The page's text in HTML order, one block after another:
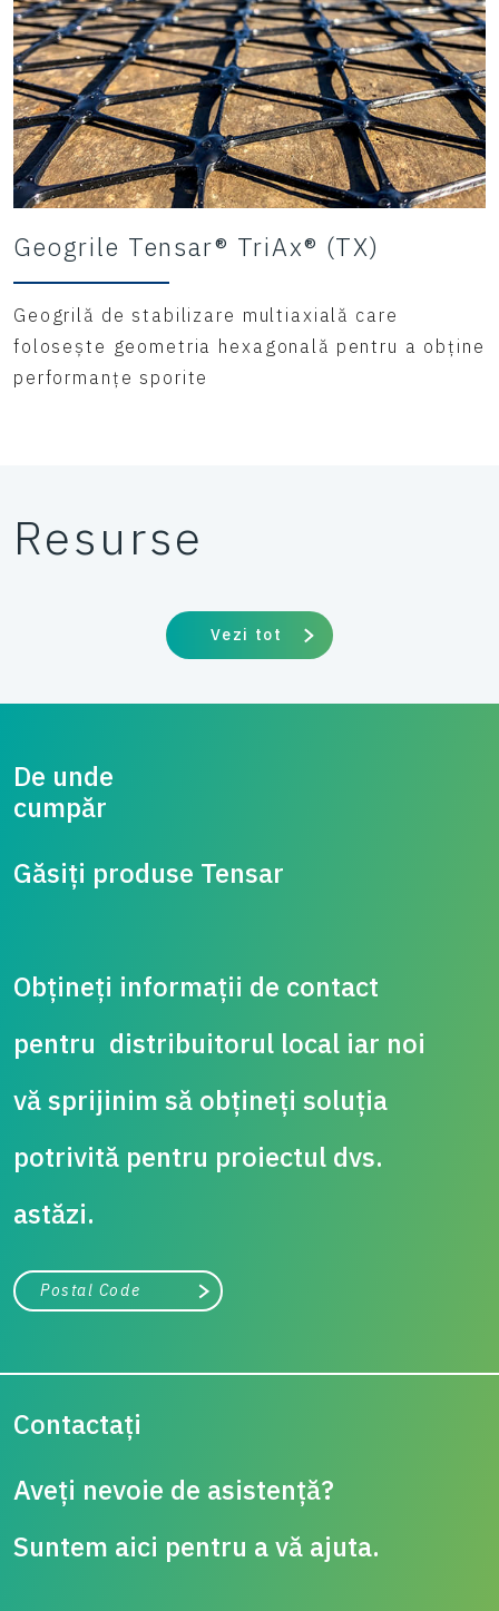
Geogrile Tensar® TriAx® (TX)
Geogrilă de stabilizare multiaxială care
folosește geometria hexagonală pentru a obține
performanțe sporite
Resurse
Vezi tot
De unde
Găsiți produse Tensar
Obțineți informații de contact
pentru distribuitorul local iar noi
vă sprijinim să obțineți soluția
potrivită pentru proiectul dvs.
astăzi.
City, state, or zip/postal code
Search
Contactați
Aveți nevoie de asistență?
Suntem aici pentru a vă ajuta.